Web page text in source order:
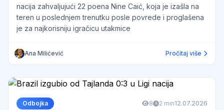
nacija zahvaljujući 22 poena Nine Caić, koja je izašla na
teren u poslednjem trenutku posle povrede i proglašena
je za najkorisniju igračicu utakmice
Ana Milićević Pročitaj više
Odbojka 8 2 min12.07.2026